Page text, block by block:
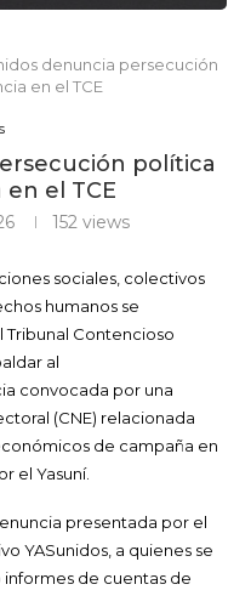
denuncia persecución
en el TCE
política
el TCE
152views
sociales, colectivos
humanos se
Contencioso
al
convocada por una
(CNE) relacionada
de campaña en
el Yasuní.
presentada por el
YASunidos, a quienes se
de cuentas de